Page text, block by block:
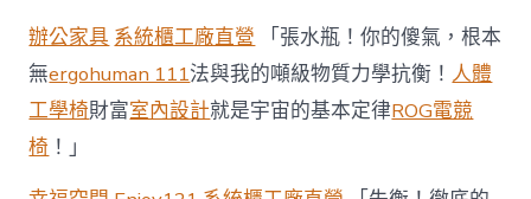
到
臨
前，
奶
奶
全
辦公家具 系統櫃工廠直營 「張水瓶！你的傻氣，根本
無ergohuman 111法與我的噸級物質力學抗衡！ 人體
工學椅財富室內設計就是宇宙的基本定律ROG電競
椅 ！」